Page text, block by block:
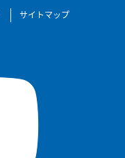
サイトマップ